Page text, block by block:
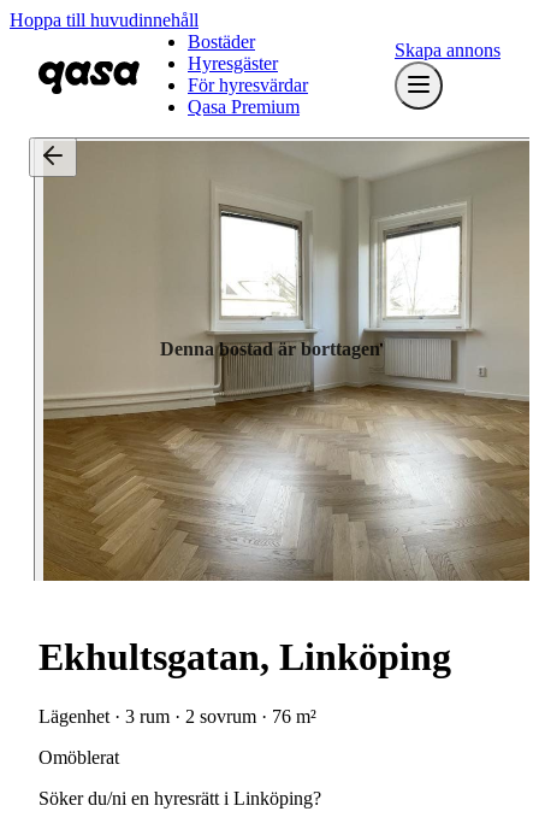
Hoppa till huvudinnehåll
Bostäder
Hyresgäster
För hyresvärdar
Qasa Premium
Skapa annons
Denna bostad är borttagen
Ekhultsgatan, Linköping
Lägenhet · 3 rum · 2 sovrum · 76 m²
Omöblerat
Söker du/ni en hyresrätt i Linköping?